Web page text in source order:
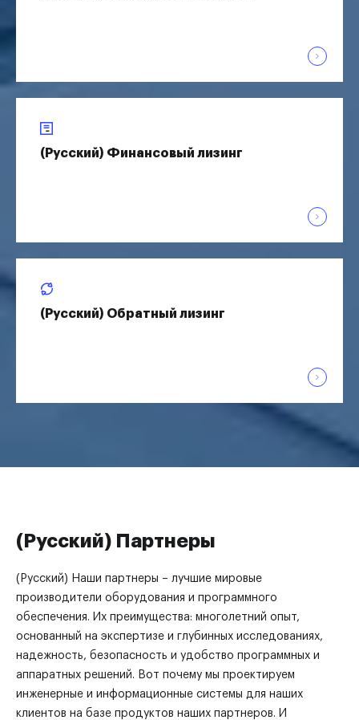
(Русский) Финансовый лизинг
(Русский) Обратный лизинг
(Русский) Партнеры
(Русский) Наши партнеры – лучшие мировые
производители оборудования и программного
обеспечения. Их преимущества: многолетний опыт,
основанный на экспертизе и глубинных исследованиях,
надежность, безопасность и удобство программных и
аппаратных решений. Вот почему мы проектируем
инженерные и информационные системы для наших
клиентов на базе продуктов наших партнеров. И